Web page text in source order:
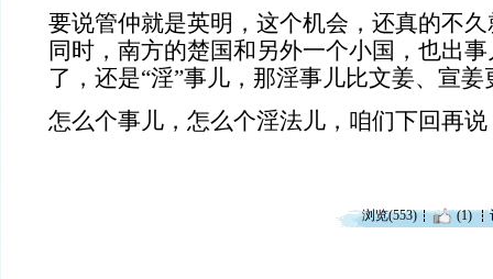
要说管仲就是英明，这个机会，还真的不
同时，南方的楚国和另外一个小国，也出
了，还是“淫”事儿，那淫事儿比文姜、宣姜
怎么个事儿，怎么个淫法儿，咱们下回再说
浏览(553) (1)